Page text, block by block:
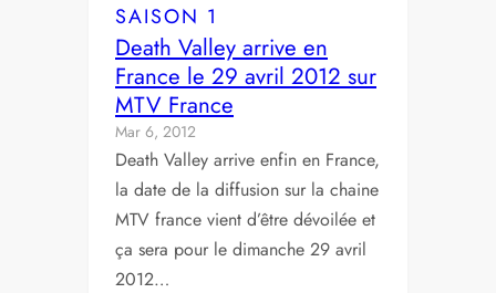
SAISON 1
Death Valley arrive en
France le 29 avril 2012 sur
MTV France
Mar 6, 2012
Death Valley arrive enfin en France,
la date de la diffusion sur la chaine
MTV france vient d’être dévoilée et
ça sera pour le dimanche 29 avril
2012…